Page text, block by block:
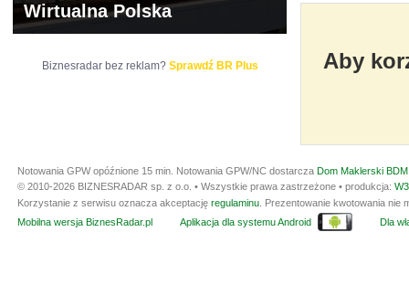
Aby
Wirtualna Polska
Biznesradar bez reklam? Sprawdź BR Plus
Notowania GPW opóźnione 15 min. Notowania GPW/NC dostarcza Dom Maklerski
© 2010-2026 BIZNESRADAR sp. z o.o. • Wszystkie prawa zastrzeżone • produkcja:
Korzystanie z serwisu oznacza akceptację regulaminu . Prezentowanie kwotowania
Mobilna wersja BiznesRadar.pl
Aplikacja dla systemu Android Dla